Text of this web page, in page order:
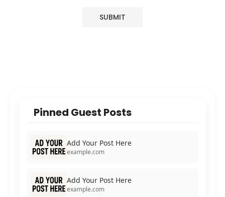
Pinned Guest Posts
Add Your Post Here
example.com
Add Your Post Here
example.com